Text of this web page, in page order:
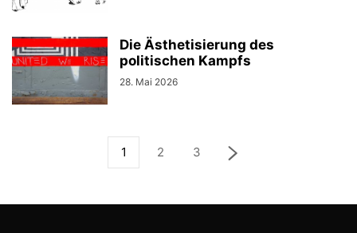
Die Ästhetisierung des
politischen Kampfs
28. Mai 2026
1 2 3